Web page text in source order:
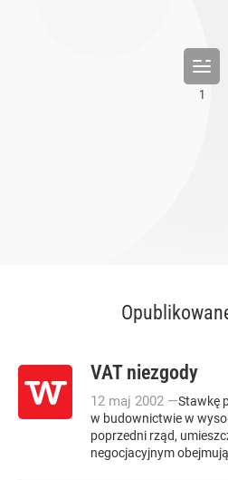
VAT niezgody
12 maj 2002 —Stawkę
w budownictwie w
poprzedni rząd,
negocjacyjnym